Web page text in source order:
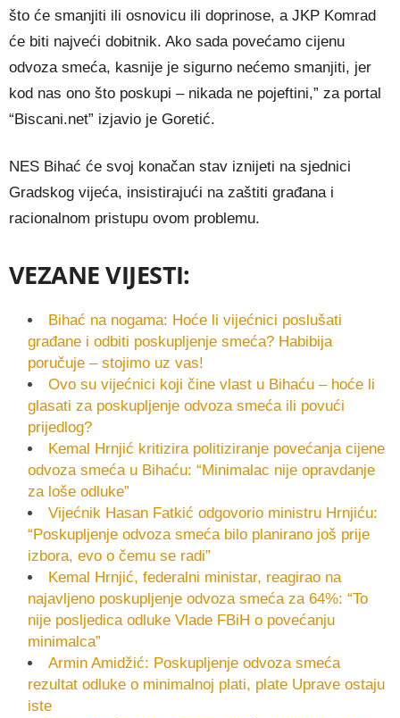
što će smanjiti ili osnovicu ili doprinose, a JKP Komrad
će biti najveći dobitnik. Ako sada povećamo cijenu
odvoza smeća, kasnije je sigurno nećemo smanjiti, jer
kod nas ono što poskupi – nikada ne pojeftini,” za portal
“Biscani.net” izjavio je Goretić.
NES Bihać će svoj konačan stav iznijeti na sjednici
Gradskog vijeća, insistirajući na zaštiti građana i
racionalnom pristupu ovom problemu.
VEZANE VIJESTI:
Bihać na nogama: Hoće li vijećnici poslušati
građane i odbiti poskupljenje smeća? Habibija
poručuje – stojimo uz vas!
Ovo su vijećnici koji čine vlast u Bihaću – hoće li
glasati za poskupljenje odvoza smeća ili povući
prijedlog?
Kemal Hrnjić kritizira politiziranje povećanja cijene
odvoza smeća u Bihaću: “Minimalac nije opravdanje
za loše odluke”
Vijećnik Hasan Fatkić odgovorio ministru Hrnjiću:
“Poskupljenje odvoza smeća bilo planirano još prije
izbora, evo o čemu se radi”
Kemal Hrnjić, federalni ministar, reagirao na
najavljeno poskupljenje odvoza smeća za 64%: “To
nije posljedica odluke Vlade FBiH o povećanju
minimalca”
Armin Amidžić: Poskupljenje odvoza smeća
rezultat odluke o minimalnoj plati, plate Uprave ostaju
iste